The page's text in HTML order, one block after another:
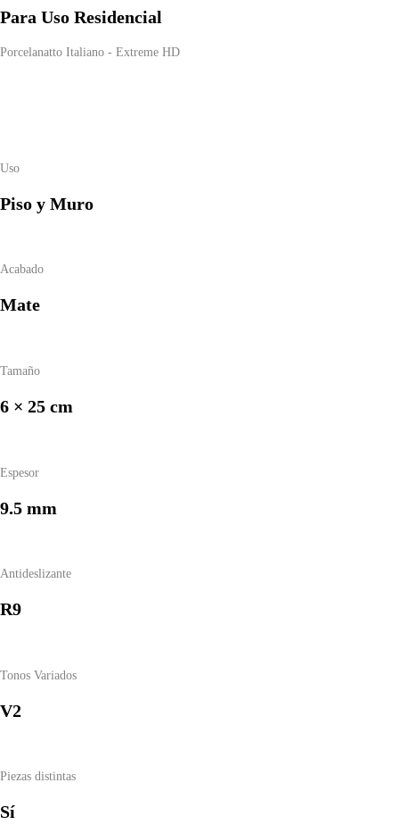
Para Uso Residencial
Porcelanatto Italiano - Extreme HD
Uso
Piso y Muro
Acabado
Mate
Tamaño
6 × 25 cm
Espesor
9.5 mm
Antideslizante
R9
Tonos Variados
V2
Piezas distintas
Sí